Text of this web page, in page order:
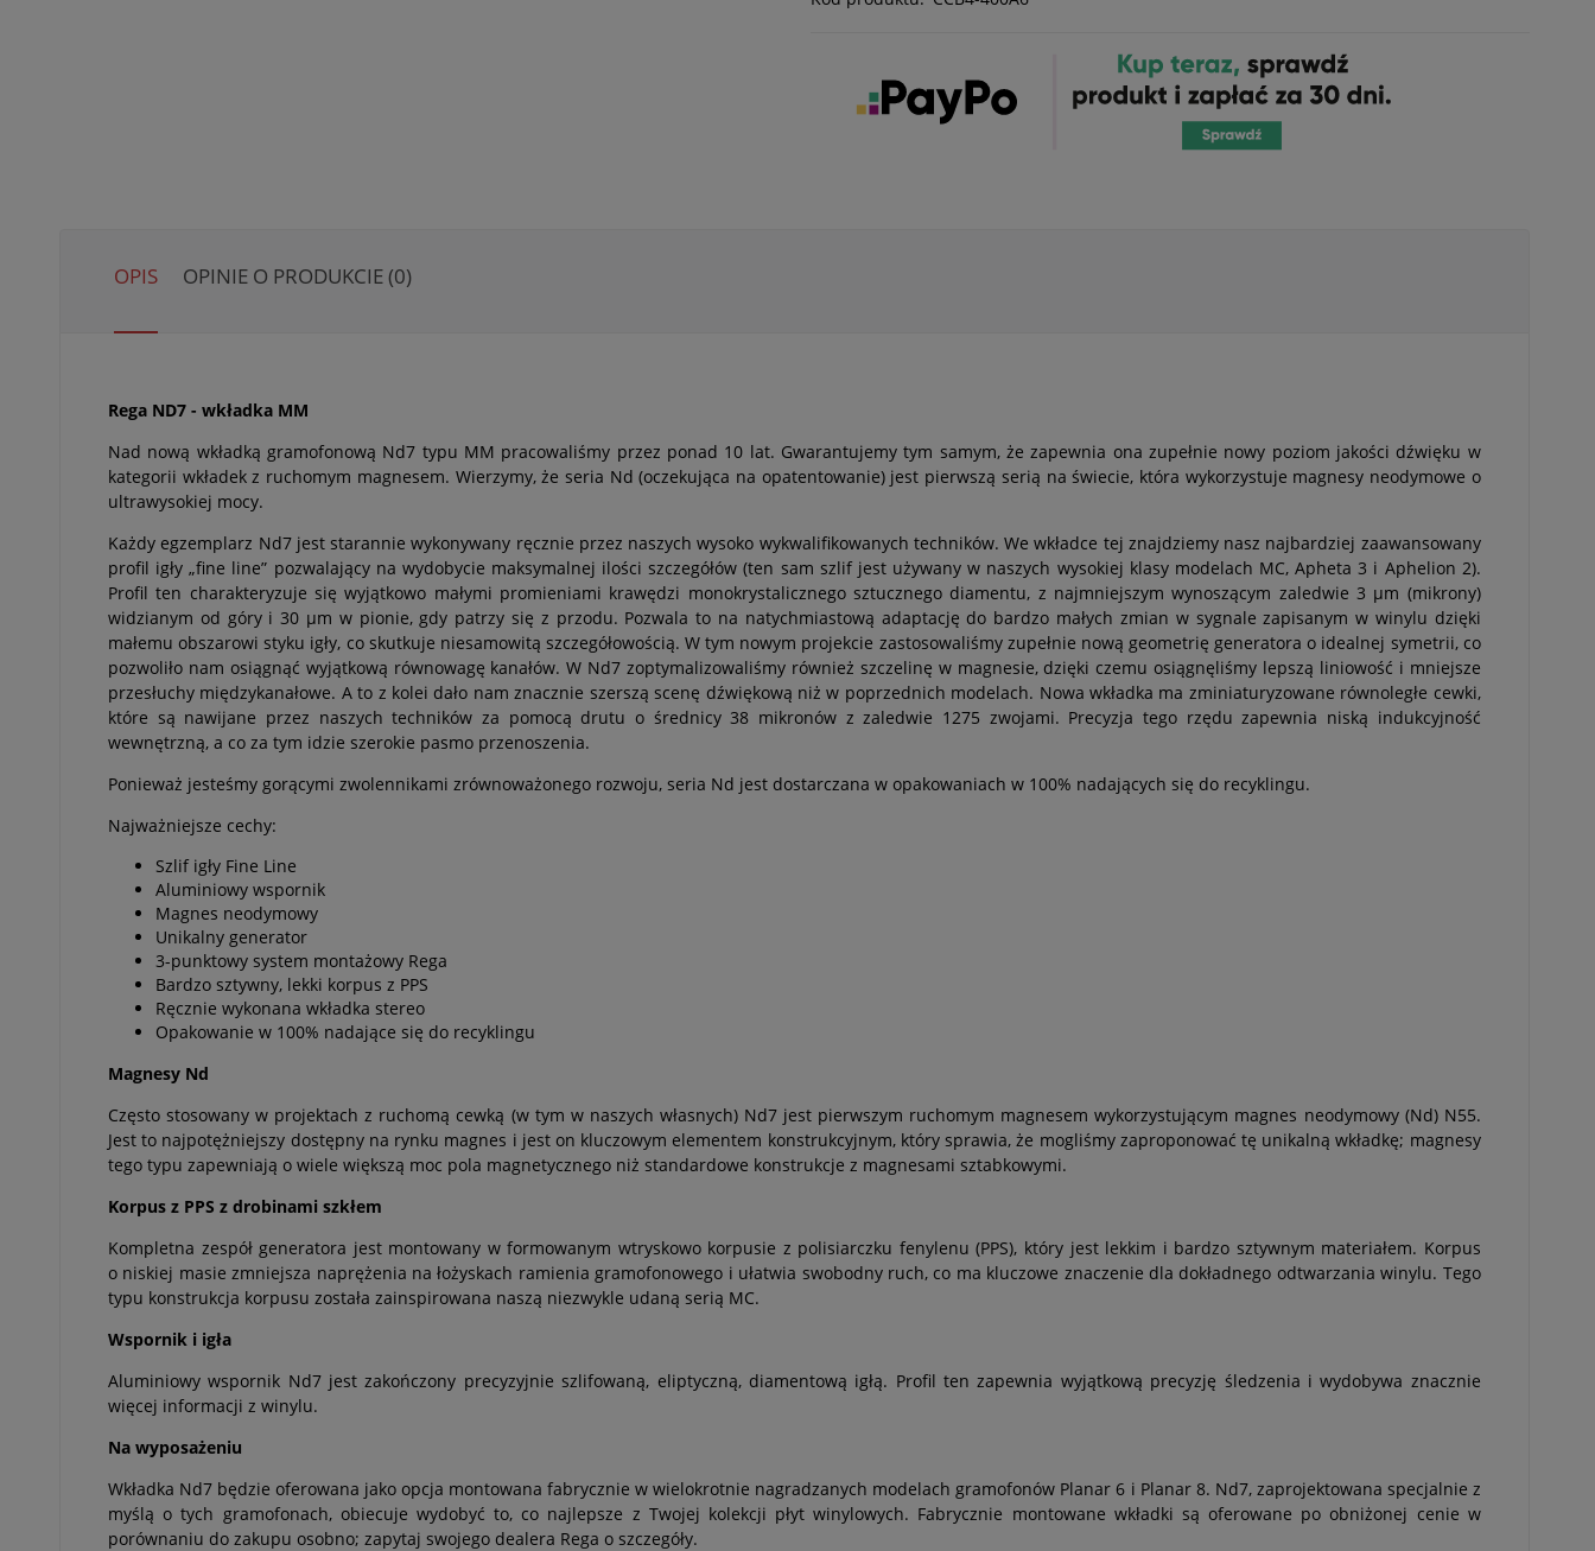
OPIS OPINIE O PRODUKCIE (0)
Rega ND7 - wkładka MM
Nad nową wkładką gramofonową Nd7 typu MM pracowaliśmy przez ponad 10 lat. Gwarantujemy tym samym, że zapewnia ona zupełnie nowy poziom jakości dźwięku w
kategorii wkładek z ruchomym magnesem. Wierzymy, że seria Nd (oczekująca na opatentowanie) jest pierwszą serią na świecie, która wykorzystuje magnesy neodymowe o
ultrawysokiej mocy.
Każdy egzemplarz Nd7 jest starannie wykonywany ręcznie przez naszych wysoko wykwalifikowanych techników. We wkładce tej znajdziemy nasz najbardziej zaawansowany
profil igły „fine line” pozwalający na wydobycie maksymalnej ilości szczegółów (ten sam szlif jest używany w naszych wysokiej klasy modelach MC, Apheta 3 i Aphelion 2).
Profil ten charakteryzuje się wyjątkowo małymi promieniami krawędzi monokrystalicznego sztucznego diamentu, z najmniejszym wynoszącym zaledwie 3 µm (mikrony)
widzianym od góry i 30 µm w pionie, gdy patrzy się z przodu. Pozwala to na natychmiastową adaptację do bardzo małych zmian w sygnale zapisanym w winylu dzięki
małemu obszarowi styku igły, co skutkuje niesamowitą szczegółowością. W tym nowym projekcie zastosowaliśmy zupełnie nową geometrię generatora o idealnej symetrii, co
pozwoliło nam osiągnąć wyjątkową równowagę kanałów. W Nd7 zoptymalizowaliśmy również szczelinę w magnesie, dzięki czemu osiągnęliśmy lepszą liniowość i mniejsze
przesłuchy międzykanałowe. A to z kolei dało nam znacznie szerszą scenę dźwiękową niż w poprzednich modelach. Nowa wkładka ma zminiaturyzowane równoległe cewki,
które są nawijane przez naszych techników za pomocą drutu o średnicy 38 mikronów z zaledwie 1275 zwojami. Precyzja tego rzędu zapewnia niską indukcyjność
wewnętrzną, a co za tym idzie szerokie pasmo przenoszenia.
Ponieważ jesteśmy gorącymi zwolennikami zrównoważonego rozwoju, seria Nd jest dostarczana w opakowaniach w 100% nadających się do recyklingu.
Najważniejsze cechy:
Szlif igły Fine Line
Aluminiowy wspornik
Magnes neodymowy
Unikalny generator
3-punktowy system montażowy Rega
Bardzo sztywny, lekki korpus z PPS
Ręcznie wykonana wkładka stereo
Opakowanie w 100% nadające się do recyklingu
Magnesy Nd
Często stosowany w projektach z ruchomą cewką (w tym w naszych własnych) Nd7 jest pierwszym ruchomym magnesem wykorzystującym magnes neodymowy (Nd) N55.
Jest to najpotężniejszy dostępny na rynku magnes i jest on kluczowym elementem konstrukcyjnym, który sprawia, że mogliśmy zaproponować tę unikalną wkładkę; magnesy
tego typu zapewniają o wiele większą moc pola magnetycznego niż standardowe konstrukcje z magnesami sztabkowymi.
Korpus z PPS z drobinami szkłem
Kompletna zespół generatora jest montowany w formowanym wtryskowo korpusie z polisiarczku fenylenu (PPS), który jest lekkim i bardzo sztywnym materiałem. Korpus
o niskiej masie zmniejsza naprężenia na łożyskach ramienia gramofonowego i ułatwia swobodny ruch, co ma kluczowe znaczenie dla dokładnego odtwarzania winylu. Tego
typu konstrukcja korpusu została zainspirowana naszą niezwykle udaną serią MC.
Wspornik i igła
Aluminiowy wspornik Nd7 jest zakończony precyzyjnie szlifowaną, eliptyczną, diamentową igłą. Profil ten zapewnia wyjątkową precyzję śledzenia i wydobywa znacznie
więcej informacji z winylu.
Na wyposażeniu
Wkładka Nd7 będzie oferowana jako opcja montowana fabrycznie w wielokrotnie nagradzanych modelach gramofonów Planar 6 i Planar 8. Nd7, zaprojektowana specjalnie z
myślą o tych gramofonach, obiecuje wydobyć to, co najlepsze z Twojej kolekcji płyt winylowych. Fabrycznie montowane wkładki są oferowane po obniżonej cenie w
porównaniu do zakupu osobno; zapytaj swojego dealera Rega o szczegóły.